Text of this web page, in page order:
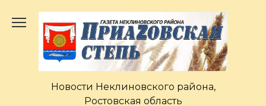
содержанию
Новости Неклиновского района,
Ростовская область